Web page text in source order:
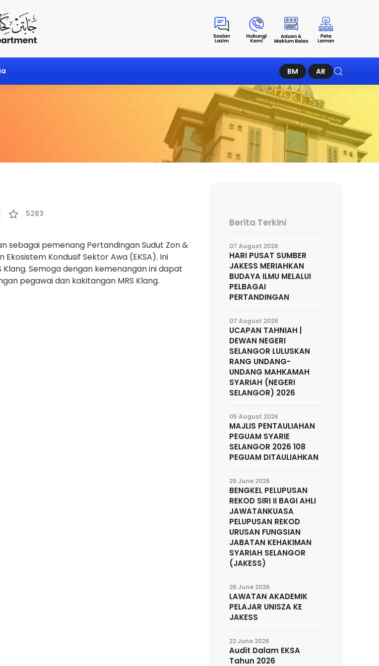
BM AR
5283
sebagai pemenang Pertandingan Sudut Zon &
Kondusif Sektor Awa (EKSA). Ini
Semoga dengan kemenangan ini dapat
pegawai dan kakitangan MRS Klang.
Berita Terkini
07 August 2026
HARI PUSAT SUMBER
JAKESS MERIAHKAN
BUDAYA ILMU MELALUI
PELBAGAI
PERTANDINGAN
07 August 2026
UCAPAN TAHNIAH |
DEWAN NEGERI
SELANGOR LULUSKAN
RANG UNDANG-
UNDANG MAHKAMAH
SYARIAH (NEGERI
SELANGOR) 2026
05 August 2026
MAJLIS PENTAULIAHAN
PEGUAM SYARIE
SELANGOR 2026 108
PEGUAM DITAULIAHKAN
29 June 2026
BENGKEL PELUPUSAN
REKOD SIRI II BAGI AHLI
JAWATANKUASA
PELUPUSAN REKOD
URUSAN FUNGSIAN
JABATAN KEHAKIMAN
SYARIAH SELANGOR
(JAKESS)
26 June 2026
LAWATAN AKADEMIK
PELAJAR UNISZA KE
JAKESS
22 June 2026
Audit Dalam EKSA
Tahun 2026